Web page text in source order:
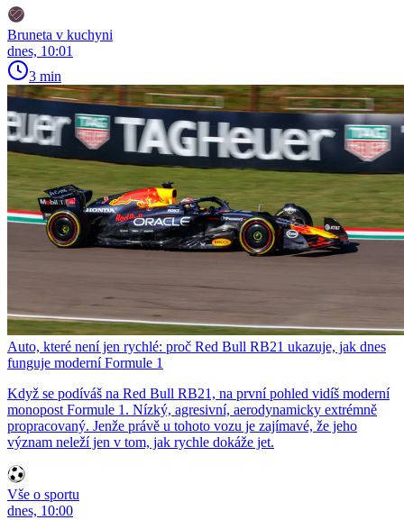
Bruneta v kuchyni
dnes, 10:01
3 min
Auto, které není jen rychlé: proč Red Bull RB21 ukazuje, jak dnes
funguje moderní Formule 1
Když se podíváš na Red Bull RB21, na první pohled vidíš moderní
monopost Formule 1. Nízký, agresivní, aerodynamicky extrémně
propracovaný. Jenže právě u tohoto vozu je zajímavé, že jeho
význam neleží jen v tom, jak rychle dokáže jet.
Vše o sportu
dnes, 10:00